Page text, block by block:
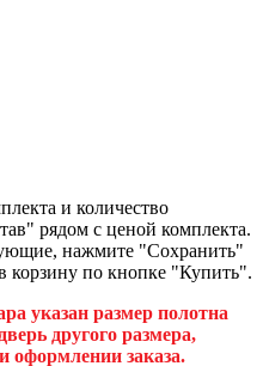
и количество
рядом с ценой комплекта.
нажмите "Сохранить"
корзину по кнопке "Купить".
указан размер полотна
другого размера,
оформлении заказа.